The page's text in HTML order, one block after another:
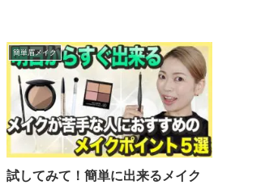
簡単眉メイク
試してみて！簡単に出来るメイク